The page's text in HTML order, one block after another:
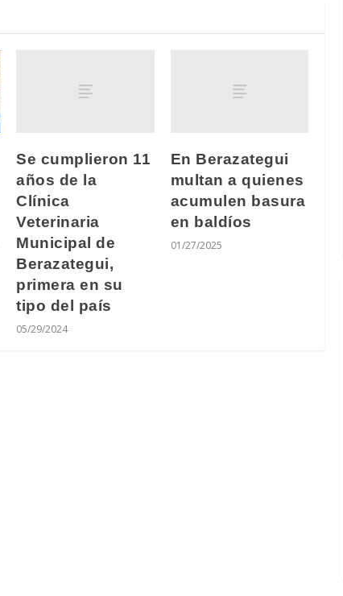
Se cumplieron 11
años de la
Clínica
Veterinaria
Municipal de
Berazategui,
primera en su
tipo del país
05/29/2024
En Berazategui
multan a quienes
acumulen basura
en baldíos
01/27/2025